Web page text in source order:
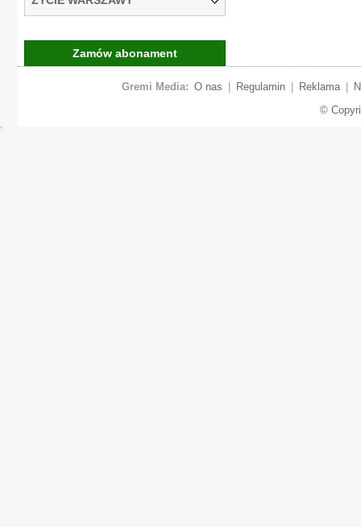
Zamów abonament
Gremi Media: O nas Regulamin Reklama
©